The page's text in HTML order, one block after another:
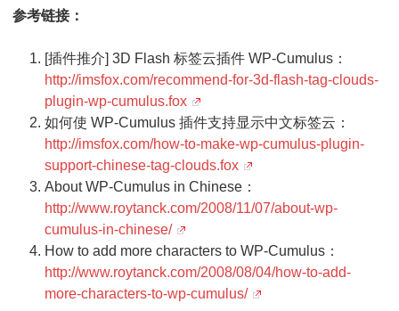
参考链接：
[插件推介] 3D Flash 标签云插件 WP-Cumulus：
http://imsfox.com/recommend-for-3d-flash-tag-clouds-
plugin-wp-cumulus.fox
如何使 WP-Cumulus 插件支持显示中文标签云：
http://imsfox.com/how-to-make-wp-cumulus-plugin-
support-chinese-tag-clouds.fox
About WP-Cumulus in Chinese：
http://www.roytanck.com/2008/11/07/about-wp-
cumulus-in-chinese/
How to add more characters to WP-Cumulus：
http://www.roytanck.com/2008/08/04/how-to-add-
more-characters-to-wp-cumulus/